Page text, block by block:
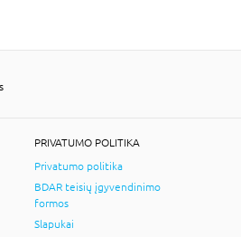
PRIVATUMO POLITIKA
Privatumo politika
BDAR teisių įgyvendinimo
formos
Slapukai